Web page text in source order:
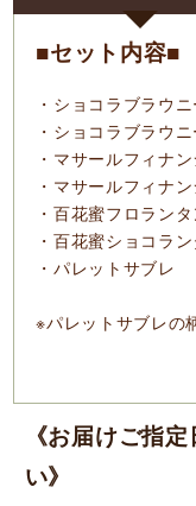
■セット内容■
・ショコラブラウ
・ショコラブラウ
・マサールフィナ
・マサールフィナ
・百花蜜フロランタ
・百花蜜ショコラ
・パレットサブレ
※パレットサブレの
《お届けご指
い》